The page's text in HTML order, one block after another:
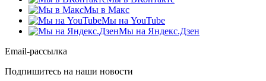
Мы в Макс
Мы на YouTube
Мы на Яндекс.Дзен
Email-рассылка
Подпишитесь на наши новости